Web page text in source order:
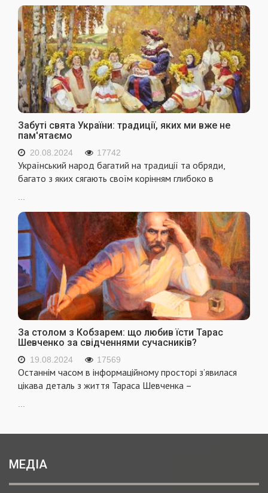
Забуті свята України: традиції, яких ми вже не
пам'ятаємо
20.08.2024 17742
Український народ багатий на традиції та обряди,
багато з яких сягають своїм корінням глибоко в
...
За столом з Кобзарем: що любив їсти Тарас
Шевченко за свідченнями сучасників?
19.08.2024 17569
Останнім часом в інформаційному просторі з’явилася
цікава деталь з життя Тараса Шевченка –
МЕДІА